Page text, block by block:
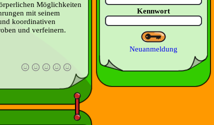
Möglichkeiten
mit seinem
koordinativen
und verfeinern.
Kennwort
Neuanmeldung